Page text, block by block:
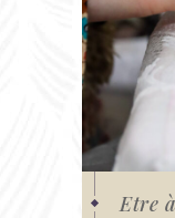
Etre